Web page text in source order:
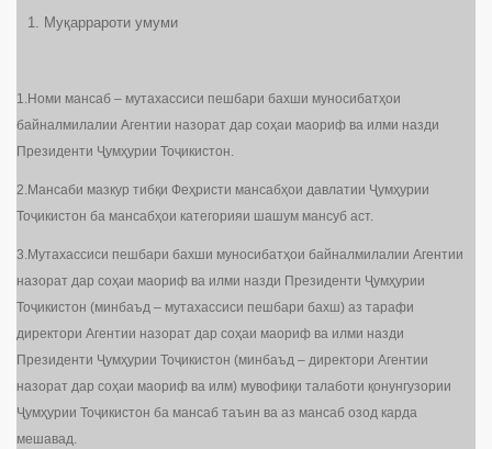
Муқаррароти умуми
1.Номи мансаб – мутахассиси пешбари бахши муносибатҳои
байналмилалии Агентии назорат дар соҳаи маориф ва илми назди
Президенти Ҷумҳурии Тоҷикистон.
2.Мансаби мазкур тибқи Феҳристи мансабҳои давлатии Ҷумҳурии
Тоҷикистон ба мансабҳои категорияи шашум мансуб аст.
3.Мутахассиси пешбари бахши муносибатҳои байналмилалии Агентии
назорат дар соҳаи маориф ва илми назди Президенти Ҷумҳурии
Тоҷикистон (минбаъд – мутахассиси пешбари бахш) аз тарафи
директори Агентии назорат дар соҳаи маориф ва илми назди
Президенти Ҷумҳурии Тоҷикистон (минбаъд – директори Агентии
назорат дар соҳаи маориф ва илм) мувофиқи талаботи қонунгузории
Ҷумҳурии Тоҷикистон ба мансаб таъин ва аз мансаб озод карда
мешавад.